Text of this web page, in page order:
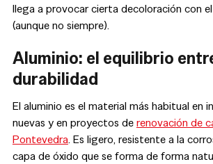
llega a provocar cierta decoloración con
(aunque no siempre).
Aluminio: el equilibrio
durabilidad
El aluminio es el material más habitual en
nuevas y en proyectos derenovación de
Pontevedra. Es ligero, resistente a la
capa de óxido que se forma de forma